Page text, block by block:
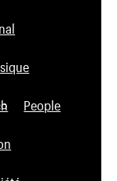
People